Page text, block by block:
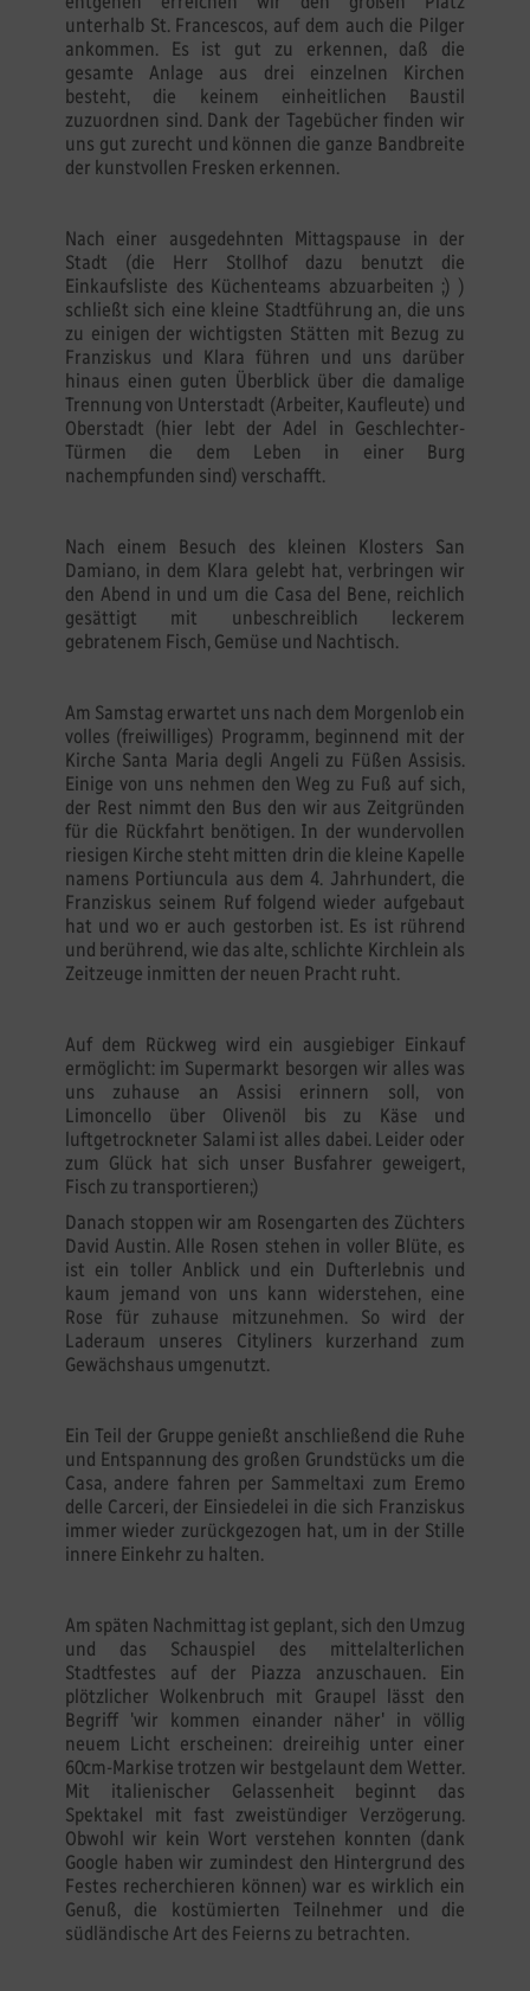
unterhalb St. Francescos, auf dem auch die Pilger
ankommen. Es ist gut zu erkennen, daß die
gesamte Anlage aus drei einzelnen Kirchen
besteht, die keinem einheitlichen Baustil
zuzuordnen sind. Dank der Tagebücher finden wir
uns gut zurecht und können die ganze Bandbreite
der kunstvollen Fresken erkennen.
Nach einer ausgedehnten Mittagspause in der
Stadt (die Herr Stollhof dazu benutzt die
Einkaufsliste des Küchenteams abzuarbeiten ;) )
schließt sich eine kleine Stadtführung an, die uns
zu einigen der wichtigsten Stätten mit Bezug zu
Franziskus und Klara führen und uns darüber
hinaus einen guten Überblick über die damalige
Trennung von Unterstadt (Arbeiter, Kaufleute) und
Oberstadt (hier lebt der Adel in Geschlechter-
Türmen die dem Leben in einer Burg
nachempfunden sind) verschafft.
Nach einem Besuch des kleinen Klosters San
Damiano, in dem Klara gelebt hat, verbringen wir
den Abend in und um die Casa del Bene, reichlich
gesättigt mit unbeschreiblich leckerem
gebratenem Fisch, Gemüse und Nachtisch.
Am Samstag erwartet uns nach dem Morgenlob ein
volles (freiwilliges) Programm, beginnend mit der
Kirche Santa Maria degli Angeli zu Füßen Assisis.
Einige von uns nehmen den Weg zu Fuß auf sich,
der Rest nimmt den Bus den wir aus Zeitgründen
für die Rückfahrt benötigen. In der wundervollen
riesigen Kirche steht mitten drin die kleine Kapelle
namens Portiuncula aus dem 4. Jahrhundert, die
Franziskus seinem Ruf folgend wieder aufgebaut
hat und wo er auch gestorben ist. Es ist rührend
und berührend, wie das alte, schlichte Kirchlein als
Zeitzeuge inmitten der neuen Pracht ruht.
Auf dem Rückweg wird ein ausgiebiger Einkauf
ermöglicht: im Supermarkt besorgen wir alles was
uns zuhause an Assisi erinnern soll, von
Limoncello über Olivenöl bis zu Käse und
luftgetrockneter Salami ist alles dabei. Leider oder
zum Glück hat sich unser Busfahrer geweigert,
Fisch zu transportieren;)
Danach stoppen wir am Rosengarten des Züchters
David Austin. Alle Rosen stehen in voller Blüte, es
ist ein toller Anblick und ein Dufterlebnis und
kaum jemand von uns kann widerstehen, eine
Rose für zuhause mitzunehmen. So wird der
Laderaum unseres Cityliners kurzerhand zum
Gewächshaus umgenutzt.
Ein Teil der Gruppe genießt anschließend die Ruhe
und Entspannung des großen Grundstücks um die
Casa, andere fahren per Sammeltaxi zum Eremo
delle Carceri, der Einsiedelei in die sich Franziskus
immer wieder zurückgezogen hat, um in der Stille
innere Einkehr zu halten.
Am späten Nachmittag ist geplant, sich den Umzug
und das Schauspiel des mittelalterlichen
Stadtfestes auf der Piazza anzuschauen. Ein
plötzlicher Wolkenbruch mit Graupel lässt den
Begriff 'wir kommen einander näher' in völlig
neuem Licht erscheinen: dreireihig unter einer
60cm-Markise trotzen wir bestgelaunt dem Wetter.
Mit italienischer Gelassenheit beginnt das
Spektakel mit fast zweistündiger Verzögerung.
Obwohl wir kein Wort verstehen konnten (dank
Google haben wir zumindest den Hintergrund des
Festes recherchieren können) war es wirklich ein
Genuß, die kostümierten Teilnehmer und die
südländische Art des Feierns zu betrachten.